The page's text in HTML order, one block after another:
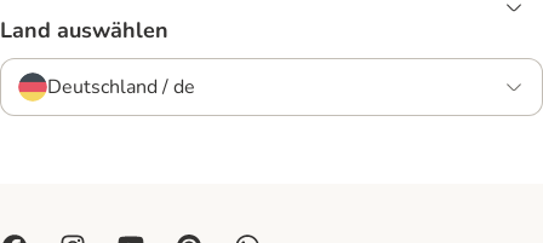
Land auswählen
Deutschland / de